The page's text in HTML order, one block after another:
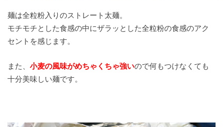
麺は全粒粉入りのストレート太麺。
モチモチとした食感の中にザラッとした全粒粉の食感のアク
セントを感じます。
また、 小麦の風味がめちゃくちゃ強いので何もつけなくても
十分美味しい麺です。